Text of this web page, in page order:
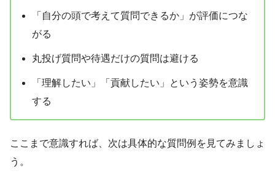
「自分の頭で考えて質問できるか」が評価につな
がる
丸投げ質問や待遇だけの質問は避ける
「理解したい」「貢献したい」という姿勢を意識
する
ここまで意識すれば、次は具体的な質問例を見てみましょ
う。